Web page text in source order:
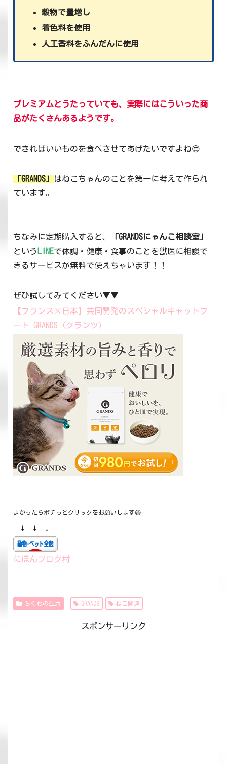
穀物で量増し
着色料を使用
人工香料をふんだんに使用
プレミアムとうたっていても、実際にはこういった商
品がたくさんあるようです。
できればいいものを食べさせてあげたいですよね😍
「GRANDS」
はねこちゃんのことを第一に考えて作られ
ています。
ちなみに定期購入すると、
「GRANDSにゃんこ相談室」
という LINEで体調・健康・食事のことを獣医に相談で
きるサービスが無料で使えちゃいます！！
ぜひ試してみてください▼▼
【フランス×日本】共同開発のスペシャルキャットフ
ード GRANDS（グランツ）
よかったらポチっとクリックをお願いします😀
↓ ↓ ↓
にほんブログ村
ちくわの生活 GRANDS ねこ関連
スポンサーリンク